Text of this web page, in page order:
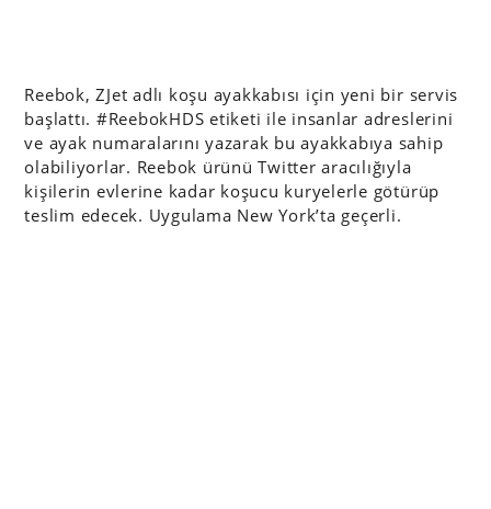
Reebok, ZJet adlı koşu ayakkabısı için yeni bir servis
başlattı. #ReebokHDS etiketi ile insanlar adreslerini
ve ayak numaralarını yazarak bu ayakkabıya sahip
olabiliyorlar. Reebok ürünü Twitter aracılığıyla
kişilerin evlerine kadar koşucu kuryelerle götürüp
teslim edecek. Uygulama New York’ta geçerli.